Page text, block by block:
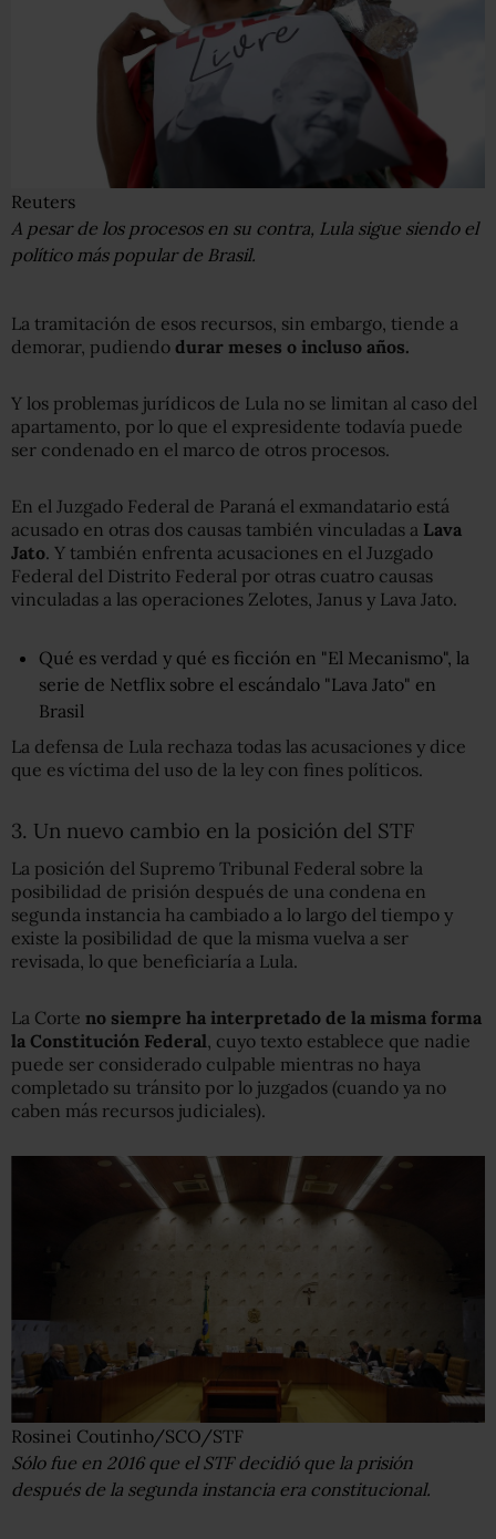
Reuters
A pesar de los procesos en su contra, Lula sigue siendo el
político más popular de Brasil.
La tramitación de esos recursos, sin embargo, tiende a
demorar, pudiendo durar meses o incluso años.
Y los problemas jurídicos de Lula no se limitan al caso del
apartamento, por lo que el expresidente todavía puede
ser condenado en el marco de otros procesos.
En el Juzgado Federal de Paraná el exmandatario está
acusado en otras dos causas también vinculadas a Lava
Jato. Y también enfrenta acusaciones en el Juzgado
Federal del Distrito Federal por otras cuatro causas
vinculadas a las operaciones Zelotes, Janus y Lava Jato.
Qué es verdad y qué es ficción en "El Mecanismo", la
serie de Netflix sobre el escándalo "Lava Jato" en
Brasil
La defensa de Lula rechaza todas las acusaciones y dice
que es víctima del uso de la ley con fines políticos.
3. Un nuevo cambio en la posición del STF
La posición del Supremo Tribunal Federal sobre la
posibilidad de prisión después de una condena en
segunda instancia ha cambiado a lo largo del tiempo y
existe la posibilidad de que la misma vuelva a ser
revisada, lo que beneficiaría a Lula.
La Corte no siempre ha interpretado de la misma forma
la Constitución Federal, cuyo texto establece que nadie
puede ser considerado culpable mientras no haya
completado su tránsito por lo juzgados (cuando ya no
caben más recursos judiciales).
Rosinei Coutinho/SCO/STF
Sólo fue en 2016 que el STF decidió que la prisión
después de la segunda instancia era constitucional.